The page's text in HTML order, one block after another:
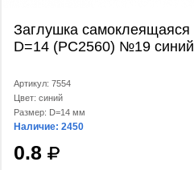
Заглушка самоклеящаяся
D=14 (РС2560) №19 синий
Артикул: 7554
Цвет: синий
Размер: D=14 мм
Наличие: 2450
0.8